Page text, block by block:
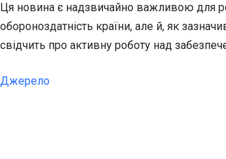
Ця новина є надзвичайно важливою для
обороноздатність країни, але й, як
свідчить про активну роботу над
Джерело